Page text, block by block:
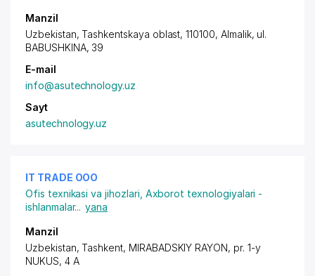
Manzil
Uzbekistan, Tashkentskaya oblast, 110100, Almalik, ul.
BABUSHKINA, 39
E-mail
info@asutechnology.uz
Sayt
asutechnology.uz
IT TRADE ООО
Ofis texnikasi va jihozlari Axborot texnologiyalari -
ishlanmalar... yana
Manzil
Uzbekistan, Tashkent, MIRABADSKIY RAYON, pr. 1-y
NUKUS, 4 A